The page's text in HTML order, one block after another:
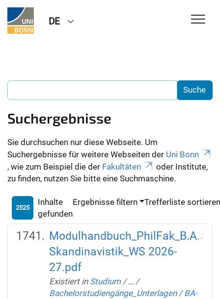
DE
Suchergebnisse
Sie durchsuchen nur diese Webseite. Um
Suchergebnisse für weitere Webseiten der Uni Bonn
, wie zum Beispiel die der Fakultäten
oder Institute,
zu finden, nutzen Sie bitte eine Suchmaschine.
2525
Inhalte
gefunden
Ergebnisse filtern Trefferliste
Modulhandbuch_PhilFak_B.A.
Skandinavistik_WS 2026-
27.pdf
Existiert in Studium /… /
Bachelorstudiengänge_Unterlagen /BA-